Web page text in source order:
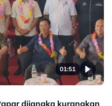
01:51
dijangka kurangkan